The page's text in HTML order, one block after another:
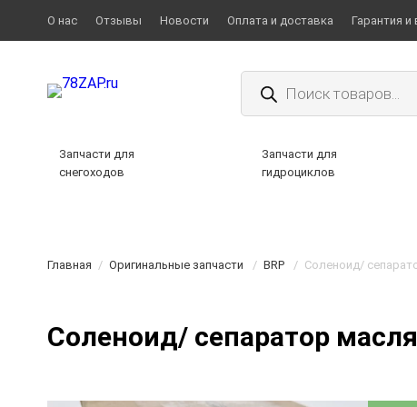
О нас Отзывы Новости Оплата и доставка Гарантия и
Поиск
товаров
Запчасти для
снегоходов
Запчасти для
гидроциклов
Главная / Оригинальные запчасти / BRP / Соленоид/
Соленоид/ сепаратор